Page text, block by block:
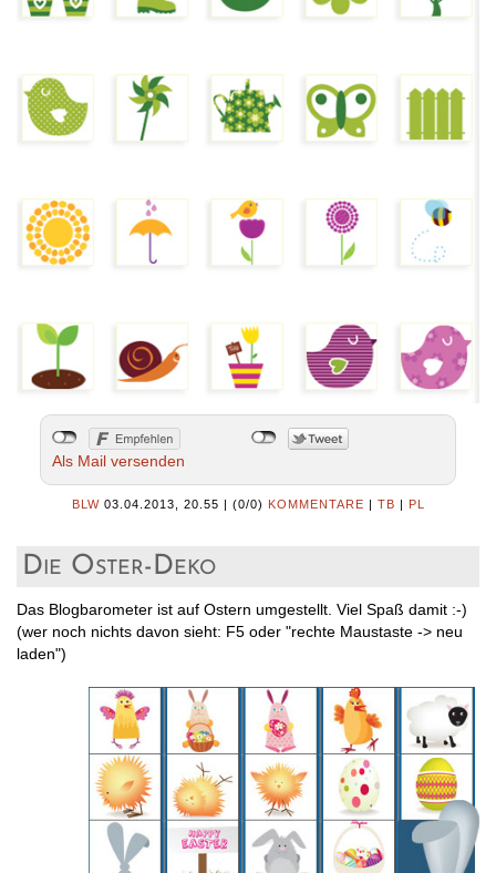
Als Mail versenden
BLW 03.04.2013, 20.55 | (0/0) KOMMENTARE | TB | PL
Die Oster-Deko
Das Blogbarometer ist auf Ostern umgestellt. Viel Spaß damit :-)
(wer noch nichts davon sieht: F5 oder "rechte Maustaste -> neu
laden")